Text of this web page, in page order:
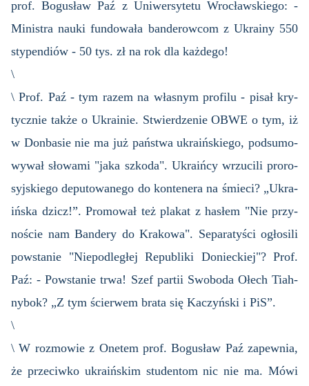
prof. Bo­gu­sław Paź z Uni­wer­sy­te­tu Wro­cław­skie­go: -
Mi­ni­stra nauki fun­do­wa­ła ban­de­row­com z Ukra­iny 550
sty­pen­diów - 50 tys. zł na rok dla każ­de­go!
\
\ Prof. Paź - tym razem na wła­snym pro­fi­lu - pisał kry­
tycz­nie także o Ukra­inie. Stwier­dze­nie OBWE o tym, iż
w Don­ba­sie nie ma już pań­stwa ukra­iń­skie­go, pod­su­mo­
wy­wał sło­wa­mi "jaka szko­da". Ukra­iń­cy wrzu­ci­li pro­ro­
syj­skie­go de­pu­to­wa­ne­go do kon­te­ne­ra na śmie­ci? „Ukra­
iń­ska dzicz!”. Pro­mo­wał też pla­kat z ha­słem "Nie przy­
no­ście nam Ban­de­ry do Kra­ko­wa". Se­pa­ra­ty­ści ogło­si­li
po­wsta­nie "Nie­pod­le­głej Re­pu­bli­ki Do­niec­kiej"? Prof.
Paź: - Po­wsta­nie trwa! Szef par­tii Swo­bo­da Ołech Tiah­
ny­bok? „Z tym ścier­wem brata się Ka­czyń­ski i PiS”.
\
\ W roz­mo­wie z One­tem prof. Bo­gu­sław Paź za­pew­nia,
że prze­ciw­ko ukra­iń­skim stu­den­tom nic nie ma. Mówi